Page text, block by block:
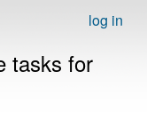
log in
tasks for